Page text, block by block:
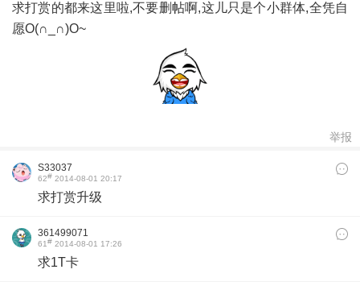
求打赏的都来这里啦,不要删帖啊,这儿只是个小群体,全凭自
愿O(∩_∩)O~
举报
S33037
62# 2014-08-01 20:17
求打赏升级
361499071
61# 2014-08-01 17:26
求1T卡